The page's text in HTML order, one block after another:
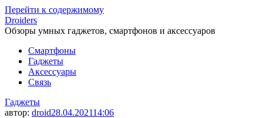
Перейти к содержимому
Droiders
Обзоры умных гаджетов, смартфонов и аксессуаров
Смартфоны
Гаджеты
Аксессуары
Связь
Гаджеты
автор: droid28.04.202114:06